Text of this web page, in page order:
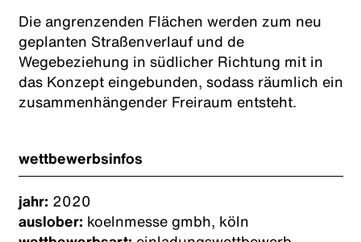
Die angrenzenden Flächen werden zum neu
geplanten Straßenverlauf und de
Wegebeziehung in südlicher Richtung mit in
das Konzept eingebunden, sodass räumlich ein
zusammenhängender Freiraum entsteht.
wettbewerbsinfos
jahr: 2020
auslober: koelnmesse gmbh, köln